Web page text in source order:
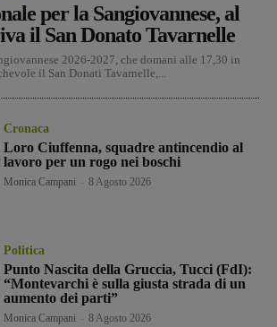
per la Sangiovannese, al
il San Donato Tavarnelle
2026-2027, che domani alle 17,30 in
il San Donati Tavarnelle,...
Cronaca
Loro Ciuffenna, squadre antincendio al
lavoro per un rogo nei boschi
Monica Campani 8 Agosto 2026
Politica
Punto Nascita della Gruccia, Tucci (FdI):
“Montevarchi è sulla giusta strada di un
aumento dei parti”
Monica Campani 8 Agosto 2026